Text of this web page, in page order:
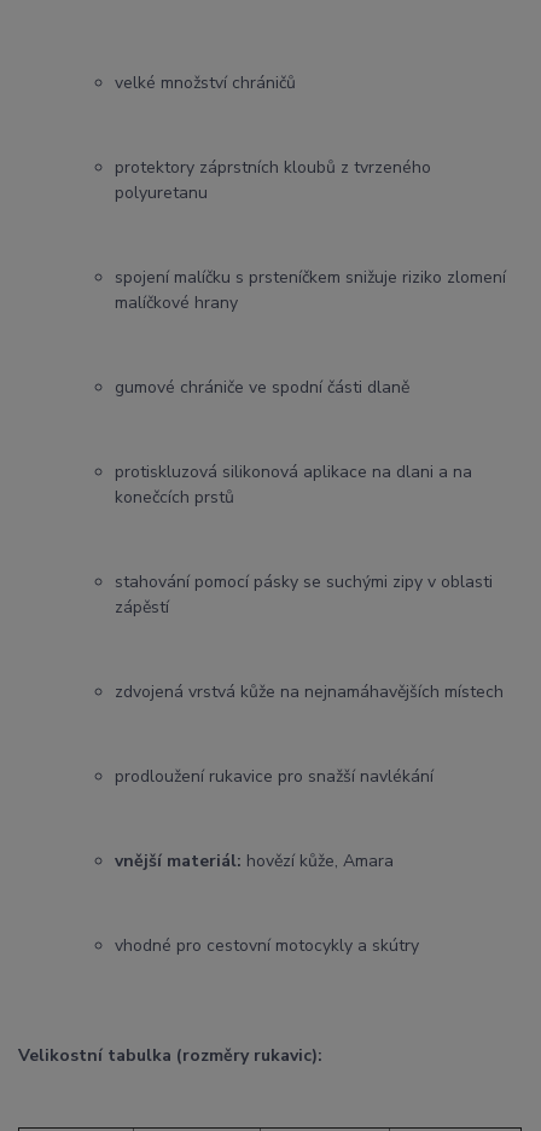
velké množství chráničů
protektory záprstních kloubů z tvrzeného
polyuretanu
spojení malíčku s prsteníčkem snižuje riziko zlomení
malíčkové hrany
gumové chrániče ve spodní části dlaně
protiskluzová silikonová aplikace na dlani a na
konečcích prstů
stahování pomocí pásky se suchými zipy v oblasti
zápěstí
zdvojená vrstvá kůže na nejnamáhavějších místech
prodloužení rukavice pro snažší navlékání
vnější materiál: hovězí kůže, Amara
vhodné pro cestovní motocykly a skútry
Velikostní tabulka (rozměry rukavic):